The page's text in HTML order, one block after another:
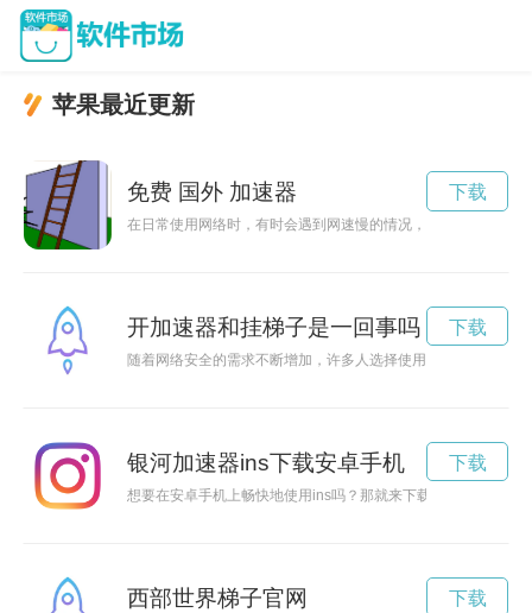
苹果最近更新
免费 国外 加速器
在日常使用网络时，有时会遇到网速慢的情况，这时候可以通
下载
开加速器和挂梯子是一回事吗
随着网络安全的需求不断增加，许多人选择使用梯子加速器来
下载
银河加速器ins下载安卓手机
想要在安卓手机上畅快地使用ins吗？那就来下载银河加速器吧
下载
西部世界梯子官网 下载